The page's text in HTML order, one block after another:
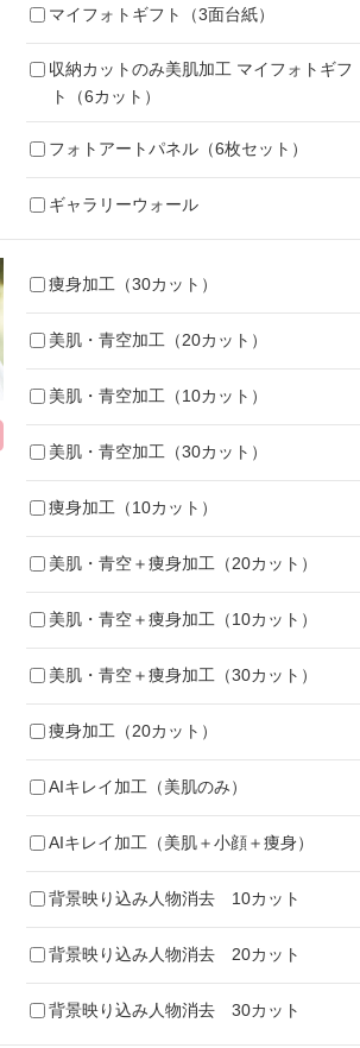
マイフォトギフト（3面台紙）
収納カットのみ美肌加工 マイフォトギフ
ト（6カット）
フォトアートパネル（6枚セット）
ギャラリーウォール
痩身加工（30カット）
美肌・青空加工（20カット）
美肌・青空加工（10カット）
美肌・青空加工（30カット）
痩身加工（10カット）
美肌・青空＋痩身加工（20カット）
美肌・青空＋痩身加工（10カット）
美肌・青空＋痩身加工（30カット）
痩身加工（20カット）
AIキレイ加工（美肌のみ）
AIキレイ加工（美肌＋小顔＋痩身）
背景映り込み人物消去 10カット
背景映り込み人物消去 20カット
背景映り込み人物消去 30カット